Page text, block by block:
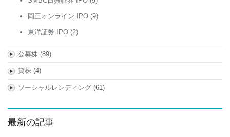
岡三オンライン IPO (9)
東洋証券 IPO (2)
公募株(89)
貸株(4)
ソーシャルレンディング(61)
最新の記事